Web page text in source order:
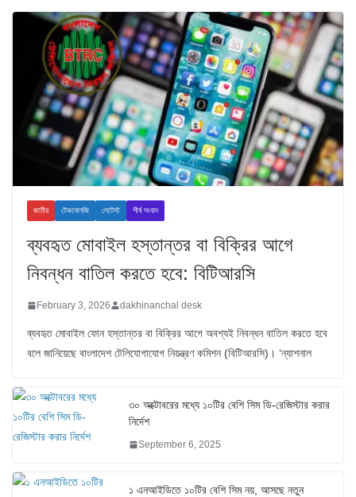
জাতীয় টেকনোলজি লেটেস্ট শীর্ষ সংবাদ
ব্যবহৃত মোবাইল হস্তান্তর বা বিক্রির আগে
নিবন্ধন বাতিল করতে হবে: বিটিআরসি
February 3, 2026 dakhinanchal desk
ব্যবহৃত মোবাইল ফোন হস্তান্তর বা বিক্রির আগে অবশ্যই নিবন্ধন বাতিল করতে হবে
বলে জানিয়েছে বাংলাদেশ টেলিযোগাযোগ নিয়ন্ত্রণ কমিশন (বিটিআরসি)। ‘ন্যাশনাল
৩০ অক্টোবরের মধ্যে ১০টির বেশি সিম ডি-রেজিস্টার করার
নির্দেশ
September 6, 2025
১ এনআইডিতে ১০টির বেশি সিম নয়, আসছে নতুন